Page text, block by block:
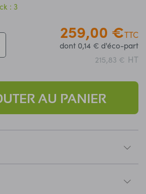
: 3
259,00 €TTC
dont 0,14 € d'éco-part
215,83 € HT
AU PANIER